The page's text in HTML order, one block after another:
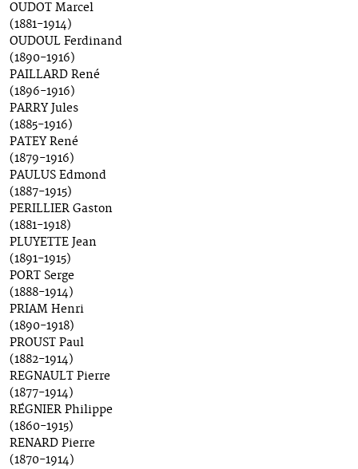
OUDOT Marcel
(1881-1914)
OUDOUL Ferdinand
(1890-1916)
PAILLARD René
(1896-1916)
PARRY Jules
(1885-1916)
PATEY René
(1879-1916)
PAULUS Edmond
(1887-1915)
PERILLIER Gaston
(1881-1918)
PLUYETTE Jean
(1891-1915)
PORT Serge
(1888-1914)
PRIAM Henri
(1890-1918)
PROUST Paul
(1882-1914)
REGNAULT Pierre
(1877-1914)
RÉGNIER Philippe
(1860-1915)
RENARD Pierre
(1870-1914)